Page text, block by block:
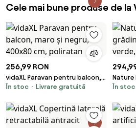
Cele mai bune produse de la
256,99 RON
vidaXL Paravan pentru balcon,
maro și negru, 400x80 cm,
În stoc Livrare gratuită
Nature
două
În stoc